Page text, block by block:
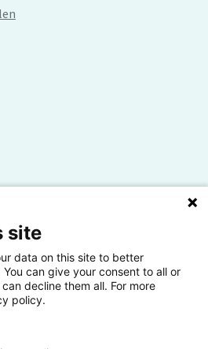
site
data on this site to better
can give your consent to all or
decline them all. For more
policy.